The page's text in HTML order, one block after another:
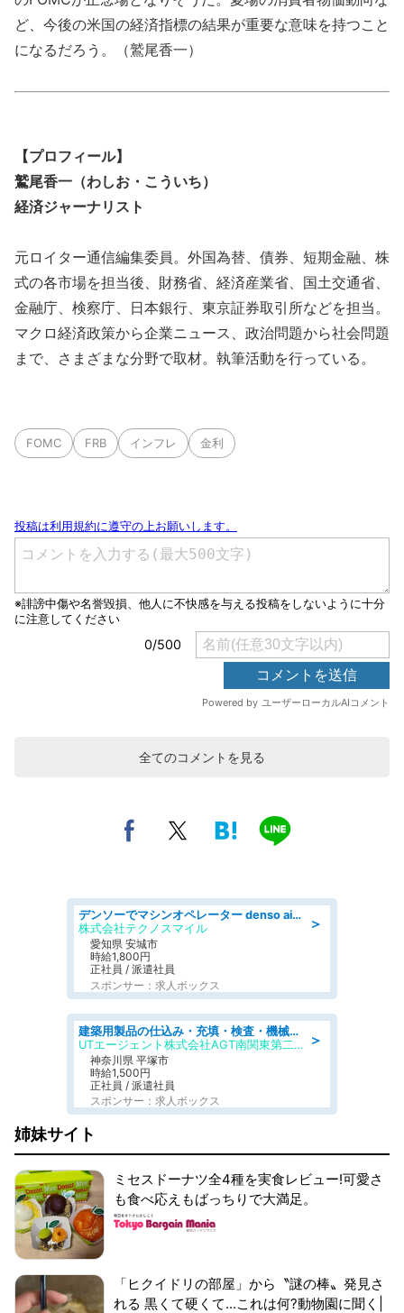
ど、今後の米国の経済指標の結果が重要な意味を持つこと
になるだろう。（鷲尾香一）
【プロフィール】
鷲尾香一（わしお・こういち）
経済ジャーナリスト
元ロイター通信編集委員。外国為替、債券、短期金融、株
式の各市場を担当後、財務省、経済産業省、国土交通省、
金融庁、検察庁、日本銀行、東京証券取引所などを担当。
マクロ経済政策から企業ニュース、政治問題から社会問題
まで、さまざまな分野で取材。執筆活動を行っている。
FOMC FRB インフレ 金利
全てのコメントを見る
＞
デンソーでマシンオペレーター denso aichi
株式会社テクノスマイル
愛知県 安城市
時給1,800円
正社員 / 派遣社員
スポンサー：求人ボックス
＞
建築用製品の仕込み・充填・検査・機械操作/寮完備/日払い/工場・製造
UTエージェント株式会社AGT南関東第二CU
神奈川県 平塚市
時給1,500円
正社員 / 派遣社員
スポンサー：求人ボックス
姉妹サイト
ミセスドーナツ全4種を実食レビュー!可愛さ
も食べ応えもばっちりで大満足。
「ヒクイドリの部屋」から〝謎の棒〟発見さ
れる 黒くて硬くて...これは何?動物園に聞く|